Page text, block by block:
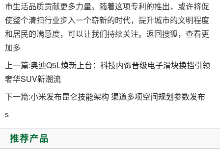
市生活品质贡献更多力量。随着这项专利的推出，或许将促
使整个清扫行业步入一个崭新的时代，提升城市的文明程度
和居民的满意度，可以让我们持续关注。返回搜狐，查看更
加多
上一篇:奥迪Q5L焕新上台：科技内饰晋级电子滑块换挡引领
奢华SUV新潮流
下一篇:小米发布昆仑技能架构 渠道多项空间规划参数发布
s
推荐产品